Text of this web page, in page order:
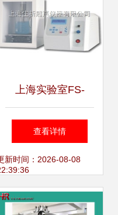
上海实验室FS-
600N超声设备 分
撒仪与萃取应用的
专业解决方案
查看详情
新时间：2026-08-08